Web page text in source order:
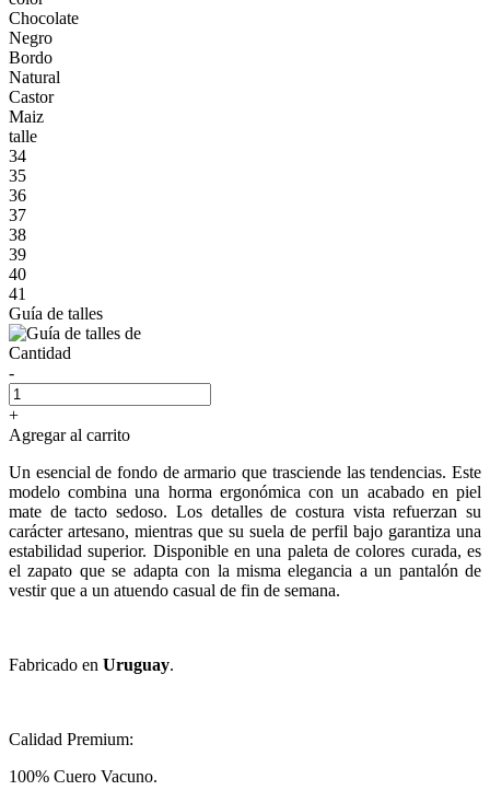
Chocolate
Negro
Bordo
Natural
Castor
Maiz
talle
34
35
36
37
38
39
40
41
Guía de talles
Cantidad
-
+
Agregar al carrito
Un esencial de fondo de armario que trasciende las tendencias. Este
modelo combina una horma ergonómica con un acabado en piel
mate de tacto sedoso. Los detalles de costura vista refuerzan su
carácter artesano, mientras que su suela de perfil bajo garantiza una
estabilidad superior. Disponible en una paleta de colores curada, es
el zapato que se adapta con la misma elegancia a un pantalón de
vestir que a un atuendo casual de fin de semana.
Fabricado en Uruguay.
Calidad Premium:
100% Cuero Vacuno.